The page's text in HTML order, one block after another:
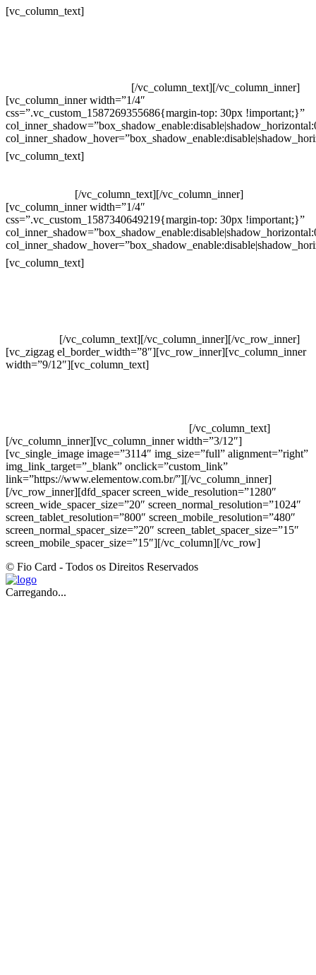
[vc_column_text]
[/vc_column_text][/vc_column_inner]
[vc_column_inner width=”1/4″
css=”.vc_custom_1587269355686{margin-top: 30px !important;}”
[vc_column_text]
[/vc_column_text][/vc_column_inner]
[vc_column_inner width=”1/4″
css=”.vc_custom_1587340649219{margin-top: 30px !important;}”
[vc_column_text]
[/vc_column_text][/vc_column_inner][/vc_row_inner]
[vc_zigzag el_border_width=”8″][vc_row_inner][vc_column_inner
width=”9/12″][vc_column_text]
[/vc_column_text]
[/vc_column_inner][vc_column_inner width=”3/12″]
[vc_single_image image=”3114″ img_size=”full” alignment=”right”
img_link_target=”_blank” onclick=”custom_link”
link=”https://www.elementow.com.br/”][/vc_column_inner]
[/vc_row_inner][dfd_spacer screen_wide_resolution=”1280″
screen_wide_spacer_size=”20″ screen_normal_resolution=”1024″
screen_tablet_resolution=”800″ screen_mobile_resolution=”480″
screen_normal_spacer_size=”20″ screen_tablet_spacer_size=”15″
screen_mobile_spacer_size=”15″][/vc_column][/vc_row]
© Fio Card - Todos os Direitos Reservados
Carregando...